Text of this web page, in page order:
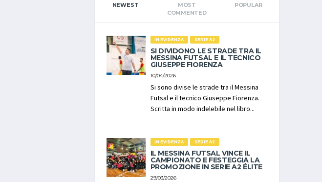
NEWEST
MOST
COMMENTED
POPULAR
IN EVIDENZA SERIE A2
SI DIVIDONO LE STRADE TRA IL
MESSINA FUTSAL E IL TECNICO
GIUSEPPE FIORENZA
10/04/2026
Si sono divise le strade tra il Messina
Futsal e il tecnico Giuseppe Fiorenza.
Scritta in modo indelebile nel libro...
IN EVIDENZA SERIE A2
IL MESSINA FUTSAL VINCE IL
CAMPIONATO E FESTEGGIA LA
PROMOZIONE IN SERIE A2 ÉLITE
29/03/2026